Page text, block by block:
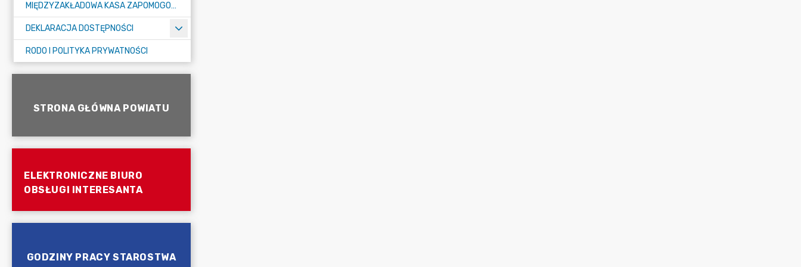
MIĘDZYZAKŁADOWA KASA ZAPOMOGOWO-POŻYCZKOWA
DEKLARACJA DOSTĘPNOŚCI
RODO I POLITYKA PRYWATNOŚCI
STRONA GŁÓWNA POWIATU
ELEKTRONICZNE BIURO
OBSŁUGI INTERESANTA
GODZINY PRACY STAROSTWA